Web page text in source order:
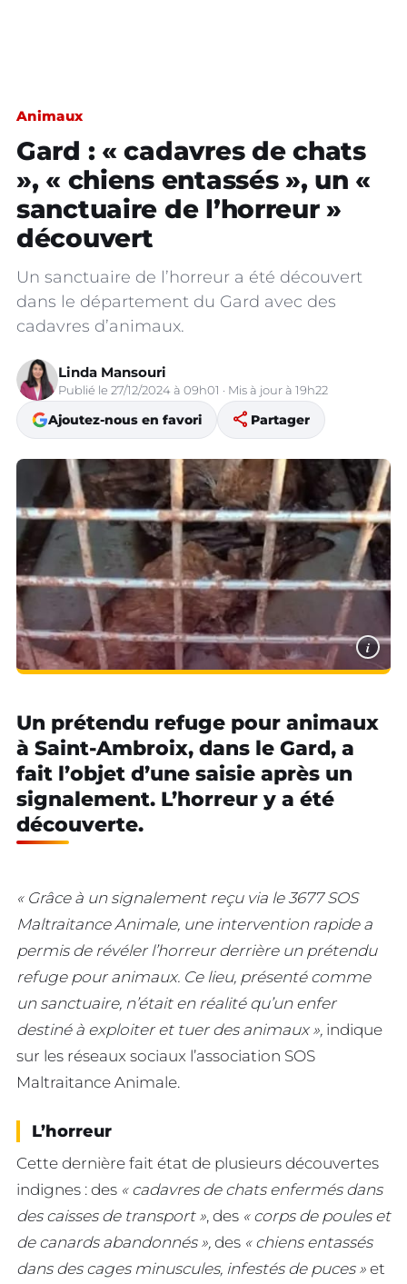
Animaux
Gard : « cadavres de chats
», « chiens entassés », un «
sanctuaire de l’horreur »
découvert
Un sanctuaire de l’horreur a été découvert
dans le département du Gard avec des
cadavres d’animaux.
Linda Mansouri
Publié le 27/12/2024 à 09h01 · Mis à jour à 19h22
Ajoutez-nous en favori share Partager
i
Un prétendu refuge pour animaux
à Saint-Ambroix, dans le Gard, a
fait l’objet d’une saisie après un
signalement. L’horreur y a été
découverte.
« Grâce à un signalement reçu via le 3677 SOS
Maltraitance Animale, une intervention rapide a
permis de révéler l’horreur derrière un prétendu
refuge pour animaux. Ce lieu, présenté comme
un sanctuaire, n’était en réalité qu’un enfer
destiné à exploiter et tuer des animaux », indique
sur les réseaux sociaux l’association SOS
Maltraitance Animale.
L’horreur
Cette dernière fait état de plusieurs découvertes
indignes : des « cadavres de chats enfermés dans
des caisses de transport », des « corps de poules et
de canards abandonnés », des « chiens entassés
dans des cages minuscules, infestés de puces » et